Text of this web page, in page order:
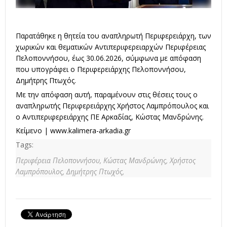
Παρατάθηκε η θητεία του αναπληρωτή Περιφερειάρχη, των
χωρικών και θεματικών Αντιπεριφερειαρχών Περιφέρειας
Πελοποννήσου, έως 30.06.2026, σύμφωνα με απόφαση
που υπογράφει ο Περιφερειάρχης Πελοποννήσου,
Δημήτρης Πτωχός.
Με την απόφαση αυτή, παραμένουν στις θέσεις τους ο
αναπληρωτής Περιφερειάρχης Χρήστος Λαμπρόπουλος και
ο Αντιπεριφερειάρχης ΠΕ Αρκαδίας, Κώστας Μανδρώνης.
Κείμενο | www.kalimera-arkadia.gr
Tags:
Περιφέρεια Πελοποννήσου, Κώστας Μανδρώνης,Χρήστος
Λαμπρόπουλος,Δημήτρης Πτωχός,